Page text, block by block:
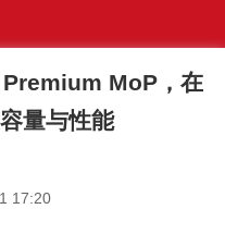
MoP，在
量与性能
17:20